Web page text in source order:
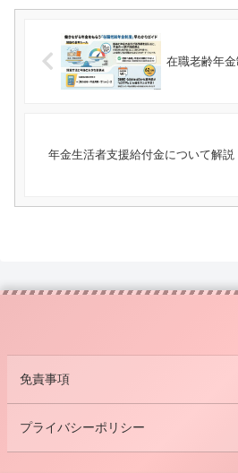
在職老齢年
年金生活者支援給付金について解説
免責事項
プライバシーポリシー